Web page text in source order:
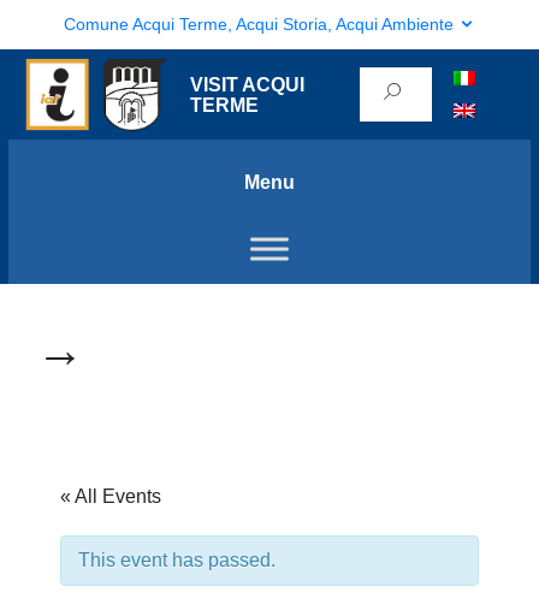
Comune Acqui Terme, Acqui Storia, Acqui Ambiente
VISIT ACQUI
TERME
Menu
→
« All Events
This event has passed.